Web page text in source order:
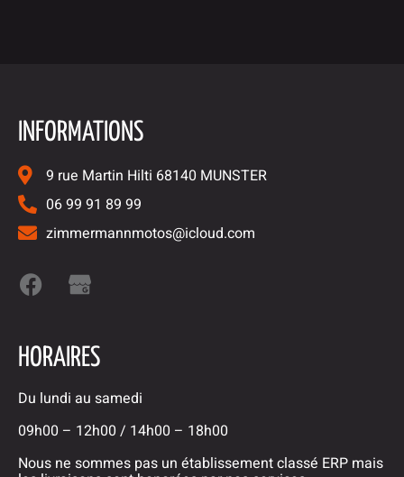
INFORMATIONS
9 rue Martin Hilti 68140 MUNSTER
06 99 91 89 99
zimmermannmotos@icloud.com
HORAIRES
Du lundi au samedi
09h00 – 12h00 / 14h00 – 18h00
Nous ne sommes pas un établissement classé ERP mais